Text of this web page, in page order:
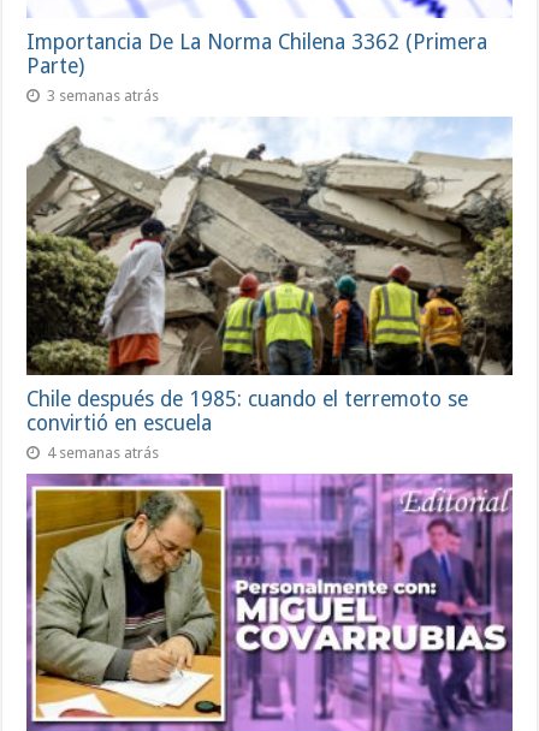
Importancia De La Norma Chilena 3362 (Primera
Parte)
3 semanas atrás
Chile después de 1985: cuando el terremoto se
convirtió en escuela
4 semanas atrás